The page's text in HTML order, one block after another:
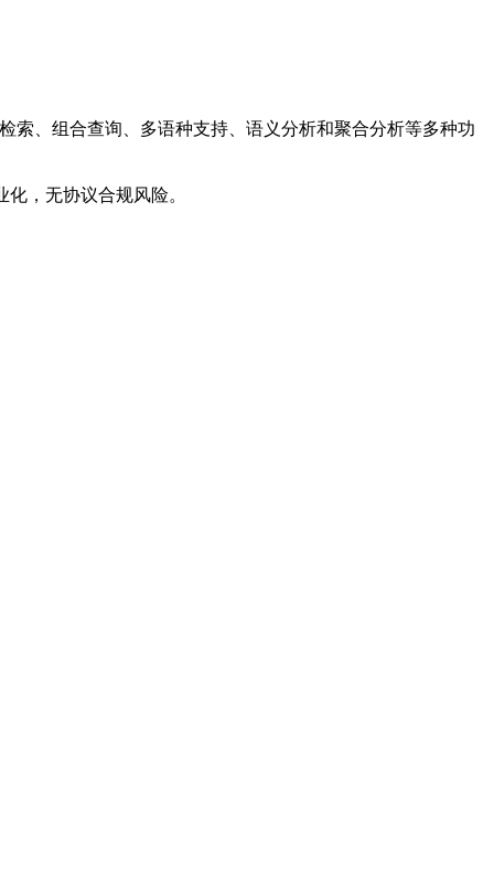
索、组合查询、多语种支持、语义分析和聚合分析等多种功
，无协议合规风险。